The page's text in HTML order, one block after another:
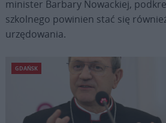
minister Barbary Nowackiej,
szkolnego powinien stać się
urzędowania.
GDAŃSK